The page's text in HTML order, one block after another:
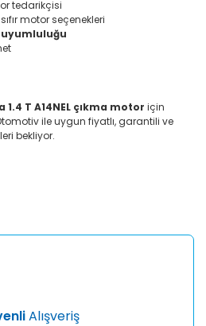
tedarikçisi
motor seçenekleri
1.4 T A14NEL çıkma motor için
ile uygun fiyatlı, garantili ve
bekliyor.
Yorum Yaz
daha pahalı.
Alışveriş